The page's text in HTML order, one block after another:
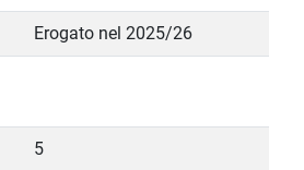
Erogato nel 2025/26
5